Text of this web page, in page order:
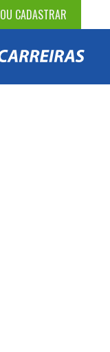
CADASTRAR